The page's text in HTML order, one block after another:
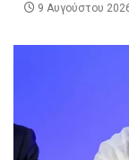
9 Αυγούστου